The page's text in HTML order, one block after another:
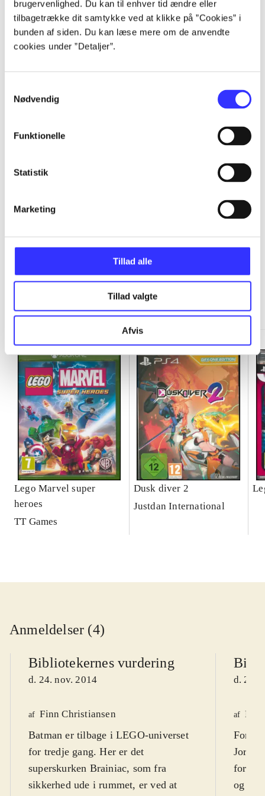
brugervenlighed. Du kan til enhver tid ændre eller
tilbagetrække dit samtykke ved at klikke på ”Cookies” i
bunden af siden. Du kan læse mere om de anvendte
cookies under ”Detaljer”.
Nødvendig
Funktionelle
Statistik
Marketing
Tillad alle
Tillad valgte
Afvis
Artikler
Alle registrerede artikler fordelt på udgivelser
...
...
...
...
Lego Marvel super
heroes
TT Games
Dusk diver 2
Justdan International
Anmeldelser (4)
Bibliotekernes vurdering
d. 24. nov. 2014
af Finn Christiansen
Batman er tilbage i LEGO-universet
for tredje gang. Her er det
superskurken Brainiac, som fra
sikkerhed ude i rummet, er ved at
d. 24.
af
For at
og slå